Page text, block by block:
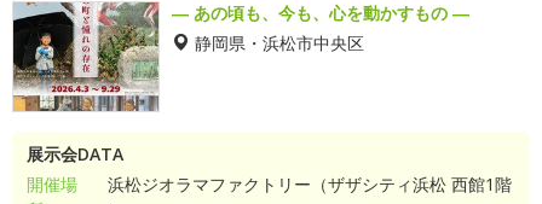
― あの頃も、今も、心を動かすもの ―
静岡県・浜松市中央区
展示会DATA
開催場
浜松ジオラマファクトリー（ザザシティ浜松 西館1階